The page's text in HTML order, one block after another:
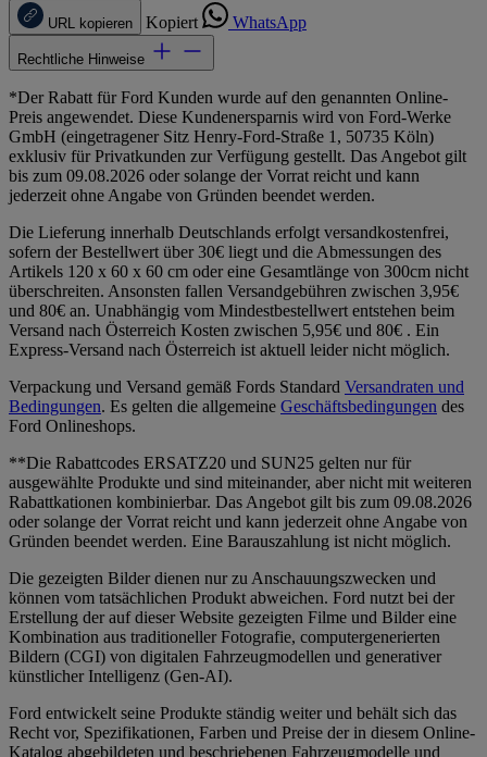
URL kopieren Kopiert WhatsApp
Rechtliche Hinweise
*Der Rabatt für Ford Kunden wurde auf den genannten Online-
Preis angewendet. Diese Kundenersparnis wird von Ford-Werke
GmbH (eingetragener Sitz Henry-Ford-Straße 1, 50735 Köln)
exklusiv für Privatkunden zur Verfügung gestellt. Das Angebot gilt
bis zum 09.08.2026 oder solange der Vorrat reicht und kann
jederzeit ohne Angabe von Gründen beendet werden.
Die Lieferung innerhalb Deutschlands erfolgt versandkostenfrei,
sofern der Bestellwert über 30€ liegt und die Abmessungen des
Artikels 120 x 60 x 60 cm oder eine Gesamtlänge von 300cm nicht
überschreiten. Ansonsten fallen Versandgebühren zwischen 3,95€
und 80€ an. Unabhängig vom Mindestbestellwert entstehen beim
Versand nach Österreich Kosten zwischen 5,95€ und 80€ . Ein
Express-Versand nach Österreich ist aktuell leider nicht möglich.
Verpackung und Versand gemäß Fords Standard Versandraten und
Bedingungen. Es gelten die allgemeine Geschäftsbedingungen des
Ford Onlineshops.
**Die Rabattcodes ERSATZ20 und SUN25 gelten nur für
ausgewählte Produkte und sind miteinander, aber nicht mit weiteren
Rabattkationen kombinierbar. Das Angebot gilt bis zum 09.08.2026
oder solange der Vorrat reicht und kann jederzeit ohne Angabe von
Gründen beendet werden. Eine Barauszahlung ist nicht möglich.
Die gezeigten Bilder dienen nur zu Anschauungszwecken und
können vom tatsächlichen Produkt abweichen. Ford nutzt bei der
Erstellung der auf dieser Website gezeigten Filme und Bilder eine
Kombination aus traditioneller Fotografie, computergenerierten
Bildern (CGI) von digitalen Fahrzeugmodellen und generativer
künstlicher Intelligenz (Gen-AI).
Ford entwickelt seine Produkte ständig weiter und behält sich das
Recht vor, Spezifikationen, Farben und Preise der in diesem Online-
Katalog abgebildeten und beschriebenen Fahrzeugmodelle und